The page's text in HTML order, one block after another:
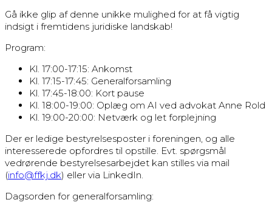
Gå ikke glip af denne unikke mulighed for at få vigtig
indsigt i fremtidens juridiske landskab!
Program:
Kl. 17:00-17:15: Ankomst
Kl. 17:15-17:45: Generalforsamling
Kl. 17:45-18:00: Kort pause
Kl. 18:00-19:00: Oplæg om AI ved advokat Anne Rold
Kl. 19:00-20:00: Netværk og let forplejning
Der er ledige bestyrelsesposter i foreningen, og alle
interesserede opfordres til opstille. Evt. spørgsmål
vedrørende bestyrelsesarbejdet kan stilles via mail
(info@ffkj.dk) eller via LinkedIn.
Dagsorden for generalforsamling: